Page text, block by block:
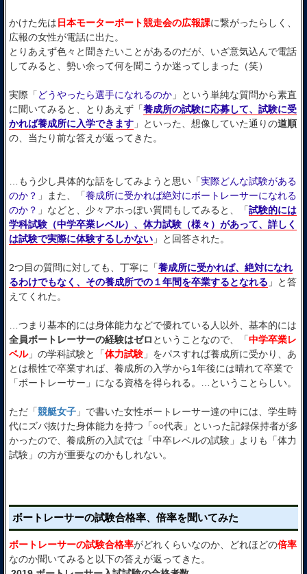
かけた先は 日本モーターボート競走会の広報課に繋がったらしく、
広報の女性が電話に出た。
とりあえず色々と聞きたいことがあるのだが、いざ意気込んで電話
してみると、勢い余って何を聞こうか迷ってしまった（笑）
実際「 どうやったら選手になれるのか 」という単純な質問から素直
に聞いてみると、とりあえず「養成所の試験に応募して、試験に受
かれば養成所に入学できます 」といった、想像していた通りの道順
の、当たり前な答えが返ってきた。
…もう少し具体的な話をしてみようと思い「実際どんな試験がある
のか？ 」また、「養成所に受かれば絶対にボートレーサーになれる
のか？ 」などと、少々アホっぽい質問もしてみると、「試験的には
学科試験（中学卒業レベル）、体力試験（様々）があって、詳しく
は試験で実際に体験するしかない 」と回答された。
2つ目の質問に対しても、丁寧に「養成所に受かれば、絶対になれ
るわけでもなく、その養成所での１年間を卒業するとなれる 」と答
えてくれた。
…つまり基本的には身体能力などで優れている人以外、基本的には
全員ボートレーサーの経験はゼロ ということなので、「中学卒業レ
ベル」の学科試験と「体力試験 」をパスすれば養成所に受かり、あ
とは根性で卒業すれば、養成所の入学から1年後には晴れて卒業で
「ボートレーサー」になる資格を得られる。…ということらしい。
ただ「競艇女子 」で書いた女性ボートレーサー達の中には、学生時
代にズバ抜けた身体能力を持つ「○○代表」といった記録保持者が多
かったので、養成所の入試では「中卒レベルの試験」よりも「体力
試験」の方が重要なのかもしれない。
ボートレーサーの試験合格率、倍率を聞いてみた
ボートレーサーの試験合格率がどれくらいなのか、どれほどの倍率
なのか聞いてみると以下の答えが返ってきた。